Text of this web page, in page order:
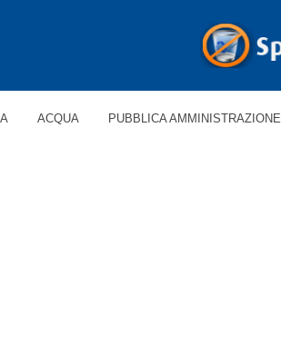
ACQUA PUBBLICA AMMINISTRAZIONE